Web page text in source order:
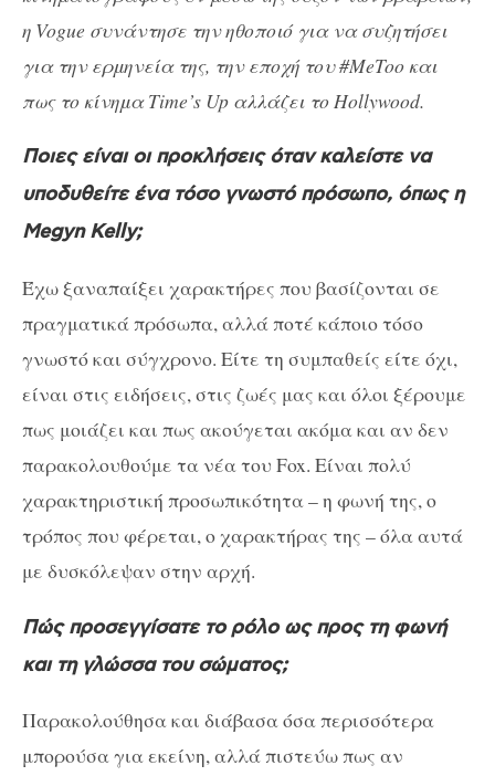
η Vogue συνάντησε την ηθοποιό για να συζητήσει
για την ερμηνεία της, την εποχή του #MeToo και
πως το κίνημα Time’s Up αλλάζει το Hollywood.
Ποιες είναι οι προκλήσεις όταν καλείστε να
υποδυθείτε ένα τόσο γνωστό πρόσωπο, όπως η
Megyn Kelly;
Έχω ξαναπαίξει χαρακτήρες που βασίζονται σε
πραγματικά πρόσωπα, αλλά ποτέ κάποιο τόσο
γνωστό και σύγχρονο. Είτε τη συμπαθείς είτε όχι,
είναι στις ειδήσεις, στις ζωές μας και όλοι ξέρουμε
πως μοιάζει και πως ακούγεται ακόμα και αν δεν
παρακολουθούμε τα νέα του Fox. Είναι πολύ
χαρακτηριστική προσωπικότητα – η φωνή της, ο
τρόπος που φέρεται, ο χαρακτήρας της – όλα αυτά
με δυσκόλεψαν στην αρχή.
Πώς προσεγγίσατε το ρόλο ως προς τη φωνή
και τη γλώσσα του σώματος;
Παρακολούθησα και διάβασα όσα περισσότερα
μπορούσα για εκείνη, αλλά πιστεύω πως αν